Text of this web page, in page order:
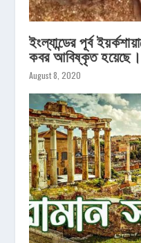
ইংল্যান্ডের পূর্ব
কবর আবিষ্কৃত হয়েছে।
August 8, 2020